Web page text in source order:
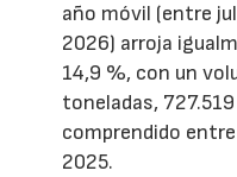
año móvil (entre
2026) arroja
14,9 %, con un
toneladas,
comprendido
2025.